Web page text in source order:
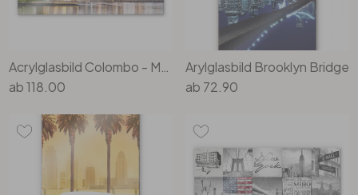
Acrylglasbild Colombo - Manhattan Skyline und die Brooklyn Bridge - Panorama
ab118.00
Arylglasbild Brooklyn Bridge
ab 72.90